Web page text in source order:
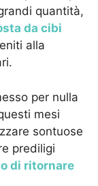
quantità,
da cibi
alla
per nulla
mesi
sontuose
prediligi
di ritornare